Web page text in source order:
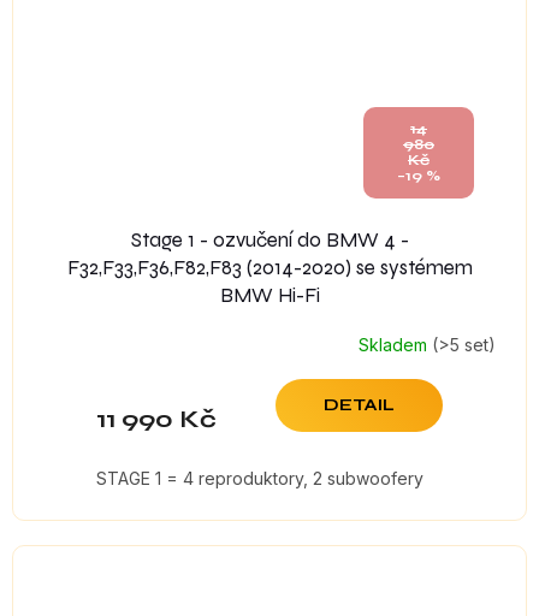
14
980
Kč
–19 %
Stage 1 - ozvučení do BMW 4 -
F32,F33,F36,F82,F83 (2014-2020) se systémem
BMW Hi-Fi
Skladem (>5 set)
11 990 Kč DETAIL
STAGE 1 = 4 reproduktory, 2 subwoofery